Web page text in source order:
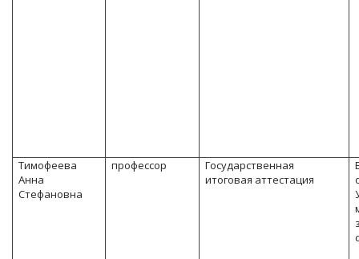
Тимофеева
Анна
Стефановна
профессор
Государственная
итоговая аттестация